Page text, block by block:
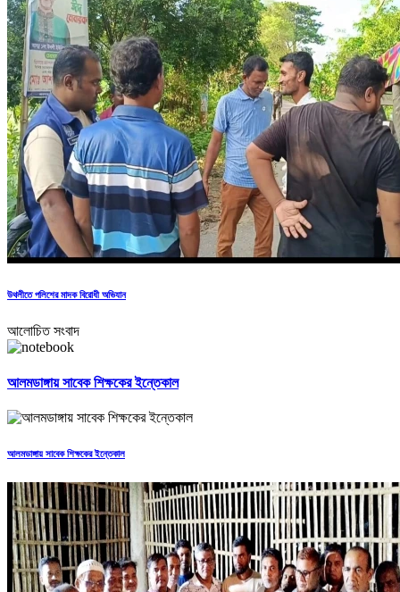
উথলীতে পলিশের মাদক বিরোধী অভিযান
আলোচিত সংবাদ
আলমডাঙ্গায় সাবেক শিক্ষকের ইন্তেকাল
আলমডাঙ্গায় সাবেক শিক্ষকের ইন্তেকাল